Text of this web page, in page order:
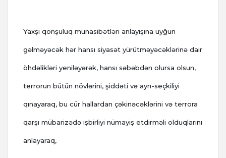
Yaxşı qonşuluq münasibətləri anlayışına uyğun
gəlməyəcək hər hansı siyasət yürütməyəcəklərinə dair
öhdəlikləri yeniləyərək, hansı səbəbdən olursa olsun,
terrorun bütün növlərini, şiddəti və ayrı-seçkiliyi
qınayaraq, bu cür hallardan çəkinəcəklərini və terrora
qarşı mübarizədə işbirliyi nümayiş etdirməli olduqlarını
anlayaraq,